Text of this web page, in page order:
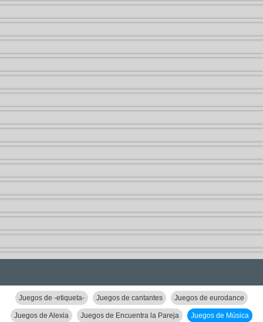
Juegos de -etiqueta- Juegos de cantantes Juegos de eurodance
Juegos de Alexia Juegos de Encuentra la Pareja Juegos de Música